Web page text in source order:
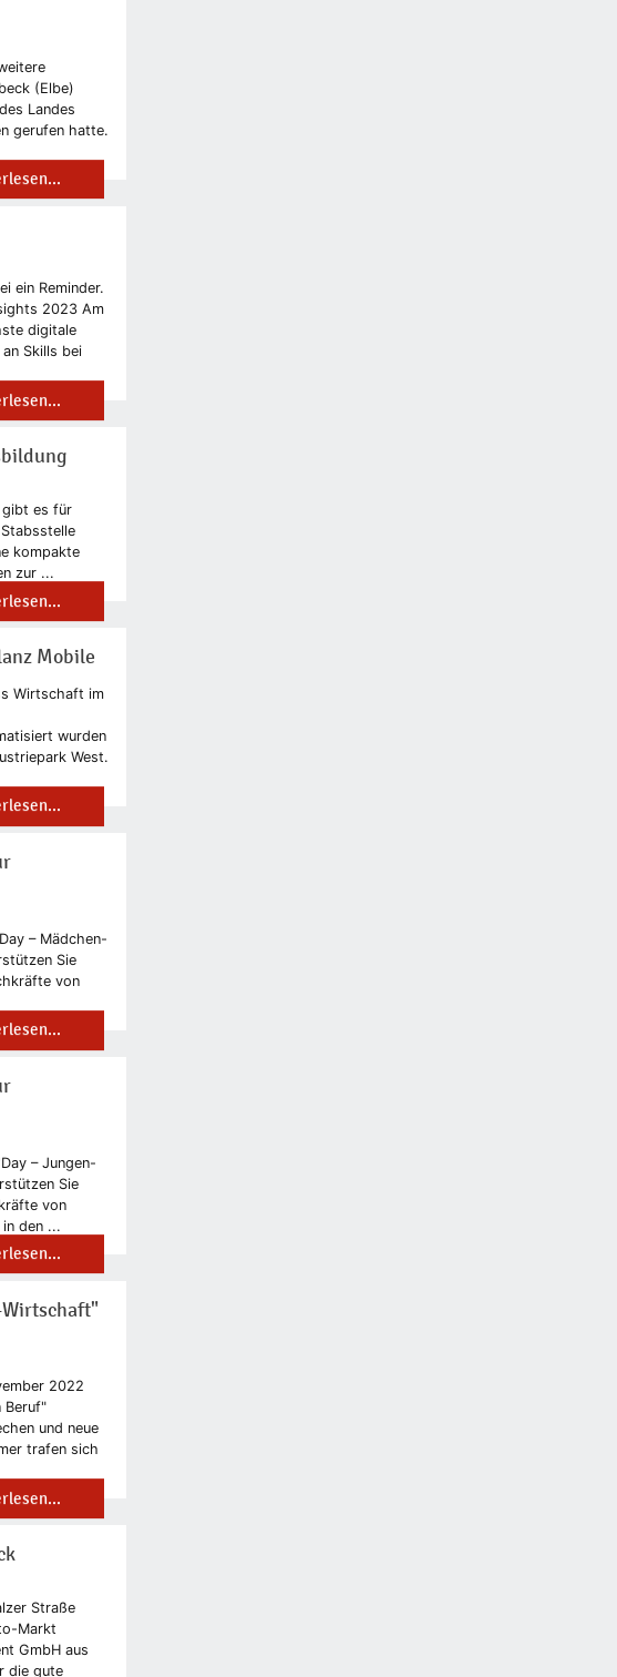
(Elbe)
Landes
gerufen hatte.
ein Reminder.
2023 Am
digitale
Skills bei
gibt es für
kompakte
zur ...
Mobile
Wirtschaft im
wurden
West.
– Mädchen-
Sie
von
– Jungen-
Sie
von
den ...
2022
Beruf"
und neue
trafen sich
Straße
Markt
GmbH aus
die gute